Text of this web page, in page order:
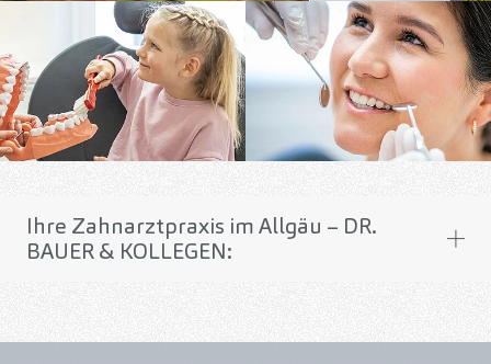
Ihre Zahnarztpraxis im Allgäu – DR.
BAUER & KOLLEGEN: